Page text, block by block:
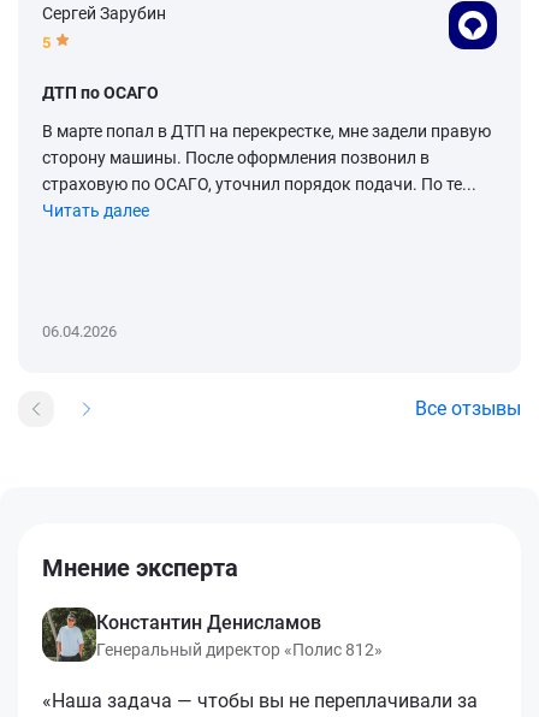
Сергей Зарубин
5
ДТП по ОСАГО
В марте попал в ДТП на перекрестке, мне задели правую
сторону машины. После оформления позвонил в
страховую по ОСАГО, уточнил порядок подачи. По те...
Читать далее
06.04.2026
Все отзывы
Мнение эксперта
Константин Денисламов
Генеральный директор «Полис 812»
«Наша задача — чтобы вы не переплачивали за